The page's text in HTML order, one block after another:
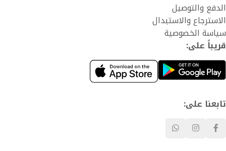
الدفع والتوصيل
الاسترجاع والاستبدال
سياسة الخصوصية
قريباً على:
تابعنا على: